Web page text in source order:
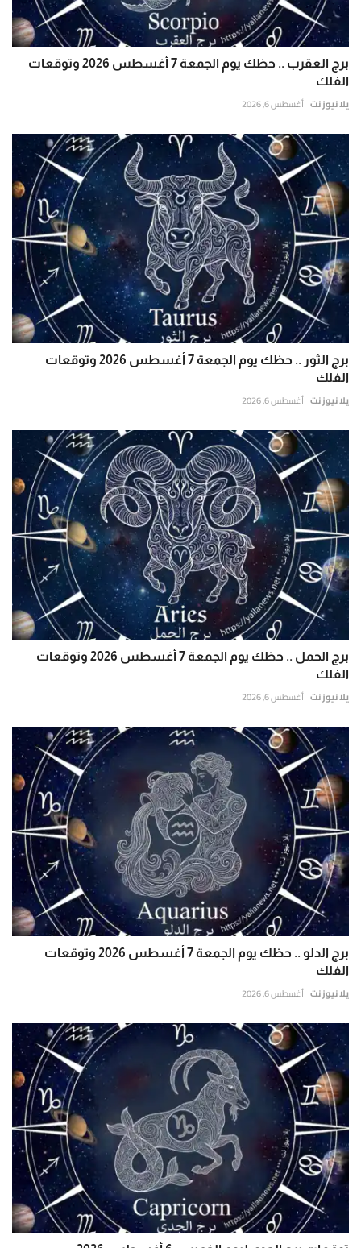
برج العقرب .. حظك يوم الجمعة 7 أغسطس 2026 وتوقعات
الفلك
يلا نيوز نت أغسطس 6, 2026
برج الثور .. حظك يوم الجمعة 7 أغسطس 2026 وتوقعات
الفلك
يلا نيوز نت أغسطس 6, 2026
برج الحمل .. حظك يوم الجمعة 7 أغسطس 2026 وتوقعات
الفلك
يلا نيوز نت أغسطس 6, 2026
برج الدلو .. حظك يوم الجمعة 7 أغسطس 2026 وتوقعات
الفلك
يلا نيوز نت أغسطس 6, 2026